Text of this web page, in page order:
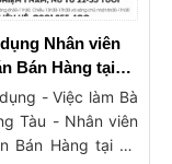
Bà Rịa Vũng
chủ thầu, kiến
cả khách hàng
đang dần chuyển
hàng trực tiếp
kho vật tư nội
Nhân viên
Bán Hàng tại
- Việc làm Bà
Tàu - Nhân viên
Bán Hàng tại Bà